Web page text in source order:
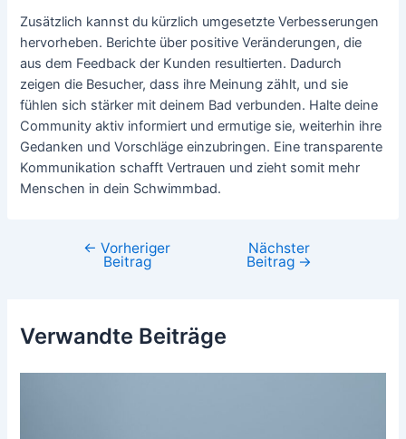
Zusätzlich kannst du kürzlich umgesetzte Verbesserungen
hervorheben. Berichte über positive Veränderungen, die
aus dem Feedback der Kunden resultierten. Dadurch
zeigen die Besucher, dass ihre Meinung zählt, und sie
fühlen sich stärker mit deinem Bad verbunden. Halte deine
Community aktiv informiert und ermutige sie, weiterhin ihre
Gedanken und Vorschläge einzubringen. Eine transparente
Kommunikation schafft Vertrauen und zieht somit mehr
Menschen in dein Schwimmbad.
Beitragsnavigation
← Vorheriger
Beitrag
Nächster
Beitrag →
Verwandte Beiträge